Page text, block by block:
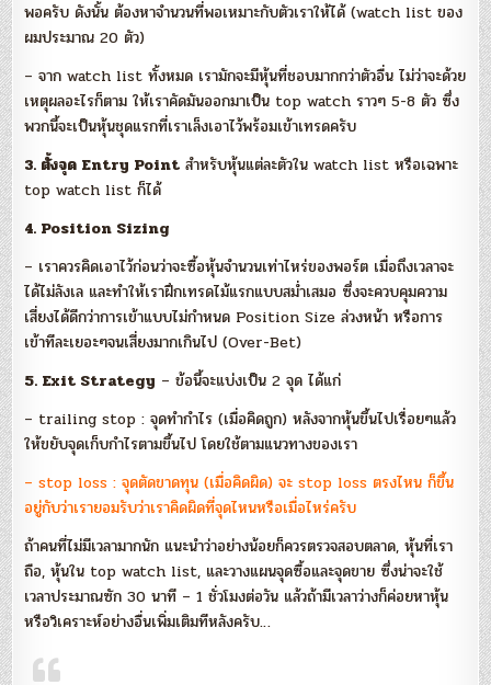
พอครับ ดังนั้น ต้องหาจำนวนที่พอเหมาะกับตัวเราให้ได้ (watch list ของ
ผมประมาณ 20 ตัว)
– จาก watch list ทั้งหมด เรามักจะมีหุ้นที่ชอบมากกว่าตัวอื่น ไม่ว่าจะด้วย
เหตุผลอะไรก็ตาม ให้เราคัดมันออกมาเป็น top watch ราวๆ 5-8 ตัว ซึ่ง
พวกนี้จะเป็นหุ้นชุดแรกที่เราเล็งเอาไว้พร้อมเข้าเทรดครับ
3. ตั้งจุด Entry Point สำหรับหุ้นแต่ละตัวใน watch list หรือเฉพาะ
top watch list ก็ได้
4. Position Sizing
– เราควรคิดเอาไว้ก่อนว่าจะซื้อหุ้นจำนวนเท่าไหร่ของพอร์ต เมื่อถึงเวลาจะ
ได้ไม่ลังเล และทำให้เราฝึกเทรดไม้แรกแบบสม่ำเสมอ ซึ่งจะควบคุมความ
เสี่ยงได้ดีกว่าการเข้าแบบไม่กำหนด Position Size ล่วงหน้า หรือการ
เข้าทีละเยอะๆจนเสี่ยงมากเกินไป (Over-Bet)
5. Exit Strategy – ข้อนี้จะแบ่งเป็น 2 จุด ได้แก่
– trailing stop : จุดทำกำไร (เมื่อคิดถูก) หลังจากหุ้นขึ้นไปเรื่อยๆแล้ว
ให้ขยับจุดเก็บกำไรตามขึ้นไป โดยใช้ตามแนวทางของเรา
– stop loss : จุดตัดขาดทุน (เมื่อคิดผิด) จะ stop loss ตรงไหน ก็ขึ้น
อยู่กับว่าเรายอมรับว่าเราคิดผิดที่จุดไหนหรือเมื่อไหร่ครับ
ถ้าคนที่ไม่มีเวลามากนัก แนะนำว่าอย่างน้อยก็ควรตรวจสอบตลาด, หุ้นที่เรา
ถือ, หุ้นใน top watch list, และวางแผนจุดซื้อและจุดขาย ซึ่งน่าจะใช้
เวลาประมาณซัก 30 นาที – 1 ชั่วโมงต่อวัน แล้วถ้ามีเวลาว่างก็ค่อยหาหุ้น
หรือวิเคราะห์อย่างอื่นเพิ่มเติมทีหลังครับ…